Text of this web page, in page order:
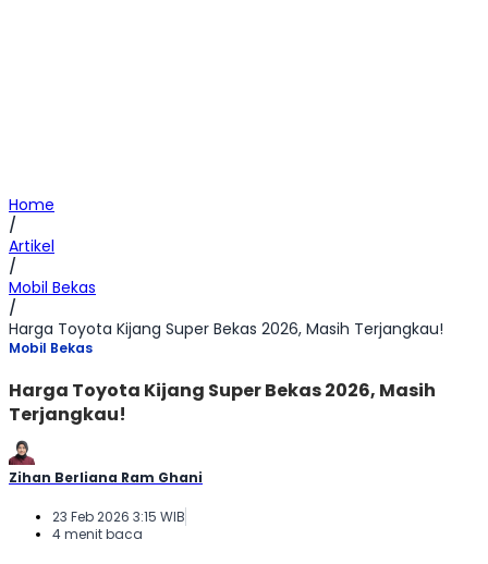
Home
/
Artikel
/
Mobil Bekas
/
Harga Toyota Kijang Super Bekas 2026, Masih Terjangkau!
Mobil Bekas
Harga Toyota Kijang Super Bekas 2026, Masih
Terjangkau!
Zihan Berliana Ram Ghani
23 Feb 2026 3:15 WIB
4 menit baca